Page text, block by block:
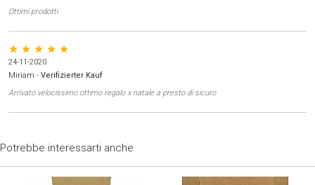
Ottimi prodotti
star star star star star
24-11-2020
Miriam - Verifizierter Kauf
Arrivato velocissimo ottimo regalo x natale a presto di sicuro
Potrebbe interessarti anche